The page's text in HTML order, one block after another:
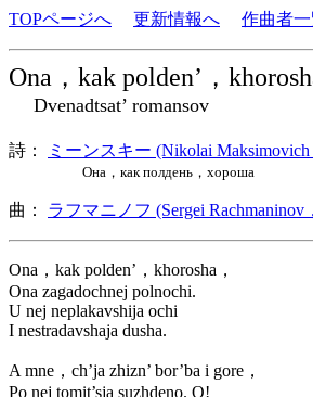
TOPページへ 更新情報へ 作曲者
Ona，kak polden’，
Dvenadtsat’ romansov
詩： ミーンスキー (Nikolai
Она，как полдень，хороша
曲： ラフマニノフ (Sergei Rachmaninov
Ona，kak polden’，khorosha，
Ona zagadochnej polnochi.
U nej neplakavshija ochi
I nestradavshaja dusha.
A mne，ch’ja zhizn’ bor’ba i gore，
Po nej tomit’sja suzhdeno. O!